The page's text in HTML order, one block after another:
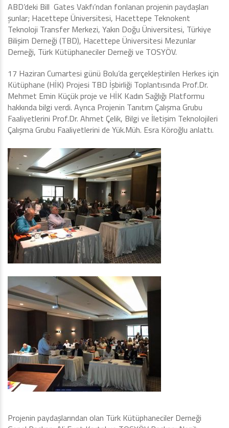
ABD’deki Bill Gates Vakfı’ndan fonlanan projenin paydaşları
şunlar; Hacettepe Üniversitesi, Hacettepe Teknokent
Teknoloji Transfer Merkezi, Yakın Doğu Üniversitesi, Türkiye
Bilişim Derneği (TBD), Hacettepe Üniversitesi Mezunlar
Derneği, Türk Kütüphaneciler Derneği ve TOSYÖV.
17 Haziran Cumartesi günü Bolu’da gerçekleştirilen Herkes için
Kütüphane (HİK) Projesi TBD İşbirliği Toplantısında Prof.Dr.
Mehmet Emin Küçük proje ve HİK Kadın Sağlığı Platformu
hakkında bilgi verdi. Ayrıca Projenin Tanıtım Çalışma Grubu
Faaliyetlerini Prof.Dr. Ahmet Çelik, Bilgi ve İletişim Teknolojileri
Çalışma Grubu Faaliyetlerini de Yük.Müh. Esra Köroğlu anlattı.
Projenin paydaşlarından olan Türk Kütüphaneciler Derneği